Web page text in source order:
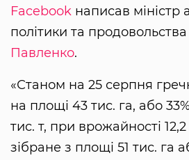
Facebook написав міністр
політики та
Павленко.
«Станом на 25 серпня
на площі 43 тис. га, або
тис. т, при врожайності
зібране з площі 51 тис. га